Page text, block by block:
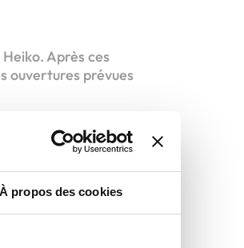
À propos des cookies
Après ces
ouvertures prévues